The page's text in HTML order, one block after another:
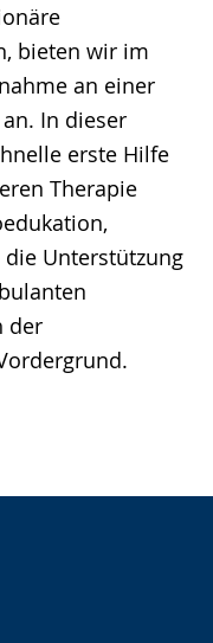
bieten wir im
an einer
In dieser
erste Hilfe
Therapie
Unterstützung
der